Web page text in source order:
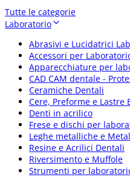
Tutte le categorie
Laboratorio
Abrasivi e Lucidatrici
Accessori per
Apparecchiature per
CAD CAM dentale -
Ceramiche Dentali
Cere, Preforme e Lastre
Denti in acrilico
Frese e dischi per
Leghe metalliche e
Resine e Acrilici Dentali
Riversimento e Muffole
Strumenti per